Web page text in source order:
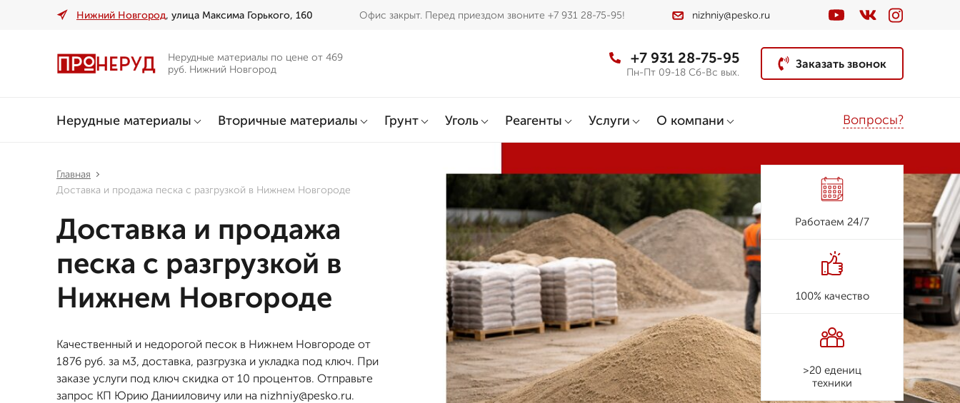
Нижний Новгород, улица Максима Горького, 160 Офис закрыт. Перед приездом звоните +7 931 28-75-95! nizhniy@pesko.ru
Нерудные материалы по цене от 469
руб. Нижний Новгород
+7 931 28-75-95
Пн-Пт 09-18 Сб-Вс вых.
Заказать звонок
Нерудные материалы Вторичные материалы Грунт Уголь Реагенты Услуги О компани Вопросы?
Главная
Доставка и продажа песка с разгрузкой в Нижнем Новгороде
Доставка и продажа
песка с разгрузкой в
Нижнем Новгороде
Качественный и недорогой песок в Нижнем Новгороде от
1876 руб. за м3, доставка, разгрузка и укладка под ключ. При
заказе услуги под ключ скидка от 10 процентов. Отправьте
запрос КП Юрию Данииловичу или на nizhniy@pesko.ru.
Работаем 24/7
100% качество
>20 едениц
техники